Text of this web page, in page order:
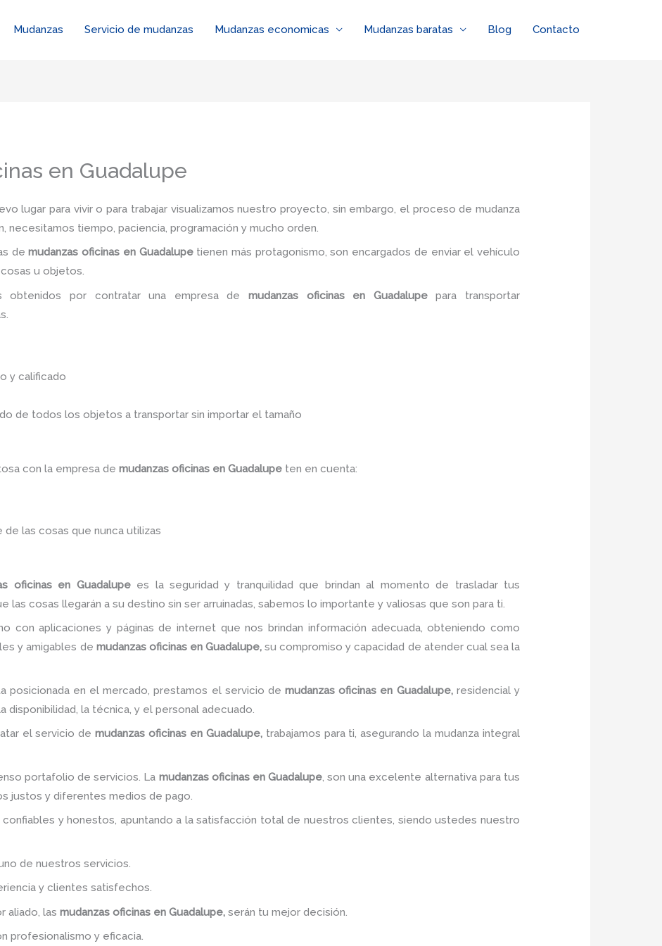
Mudanzas Servicio de mudanzas Mudanzas economicas Mudanzas baratas Blog Contacto
en Guadalupe
lugar para vivir o para trabajar visualizamos nuestro proyecto, sin embargo, el proceso de mudanza
necesitamos tiempo, paciencia, programación y mucho orden.
demudanzas oficinas en Guadalupe tienen más protagonismo, son encargados de enviar el vehículo
u objetos.
obtenidos por contratar una empresa de mudanzas oficinasen Guadalupepara transportar
y calificado
de todos los objetos a transportar sin importar el tamaño
con la empresa demudanzas oficinas en Guadalupe ten en cuenta:
de las cosas que nunca utilizas
oficinasen Guadalupe es la seguridad y tranquilidad que brindan al momento de trasladar tus
las cosas llegarán a su destino sin ser arruinadas, sabemos lo importante y valiosas que son para ti.
con aplicaciones y páginas de internet que nos brindan información adecuada, obteniendo como
y amigables de mudanzas oficinas en Guadalupe,su compromiso y capacidad de atender cual sea la
posicionada en el mercado, prestamos el servicio demudanzas oficinas en Guadalupe,residencial y
disponibilidad, la técnica, y el personal adecuado.
el servicio demudanzas oficinas en Guadalupe, trabajamos para ti, asegurando la mudanza integral
portafolio de servicios. La mudanzas oficinasen Guadalupe , son una excelente alternativa para tus
justos y diferentes medios de pago.
y honestos, apuntando a la satisfacción total de nuestros clientes, siendo ustedes nuestro
de nuestros servicios.
y clientes satisfechos.
aliado, lasmudanzas oficinas en Guadalupe,serán tu mejor decisión.
profesionalismo y eficacia.